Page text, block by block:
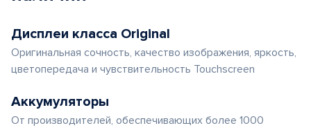
Дисплеи класса Original
Оригинальная сочность, качество изображения, яркость,
цветопередача и чувствительность Touchscreen
Аккумуляторы
От производителей, обеспечивающих более 1000